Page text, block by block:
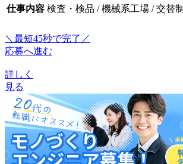
仕事内容 検査・検品 / 機械系工場 / 交替制
＼最短45秒で完了／
応募へ進む
詳しく
見る